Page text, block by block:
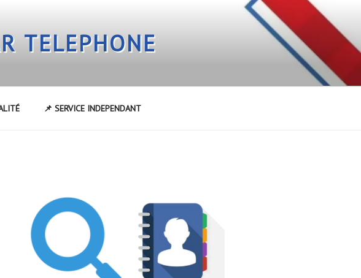
TELEPHONE
📌 SERVICE INDEPENDANT